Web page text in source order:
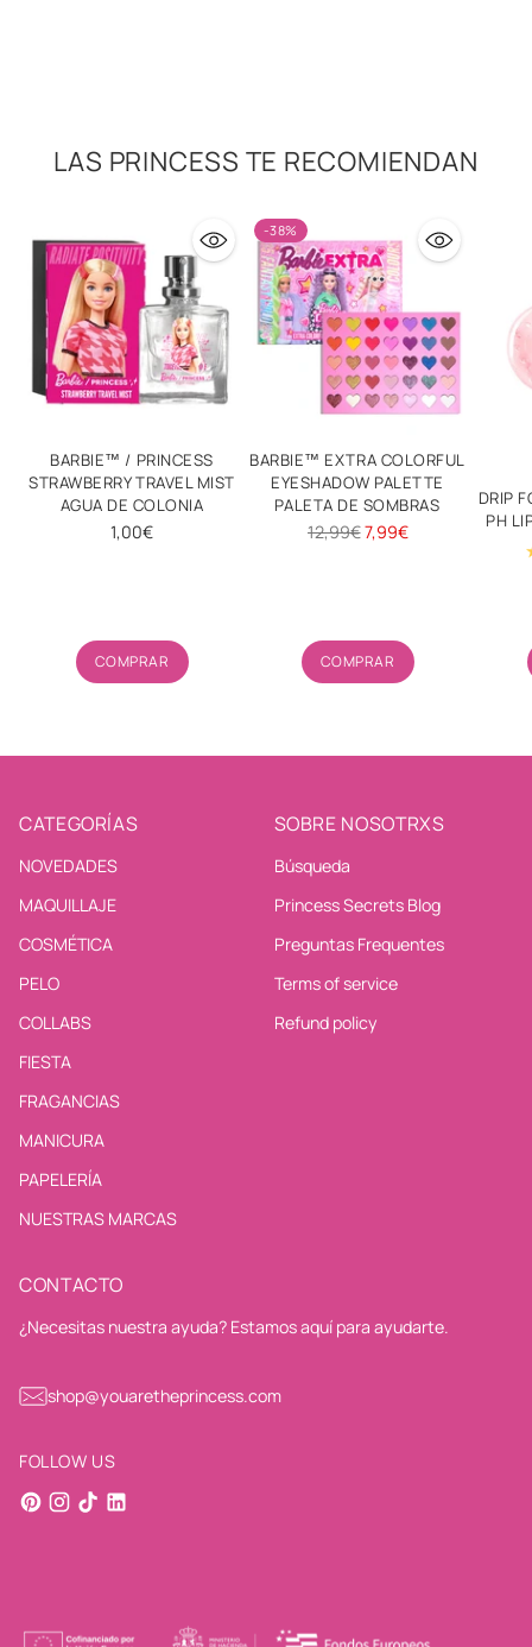
LAS PRINCESS TE RECOMIENDAN
BARBIE™ / PRINCESS
STRAWBERRY TRAVEL MIST
AGUA DE COLONIA
1,00€
COMPRAR
Cantidad
-38%
BARBIE™ EXTRA COLORFUL
EYESHADOW PALETTE
PALETA DE SOMBRAS
Precio
12,99€7,99€
COMPRAR
Cantidad
DRIP
PH
CATEGORÍAS
NOVEDADES
MAQUILLAJE
COSMÉTICA
PELO
COLLABS
FIESTA
FRAGANCIAS
MANICURA
PAPELERÍA
NUESTRAS MARCAS
SOBRE NOSOTRXS
Búsqueda
Princess Secrets Blog
Preguntas Frequentes
Terms of service
Refund policy
CONTACTO
¿Necesitas nuestra ayuda? Estamos aquí para ayudarte.
shop@youaretheprincess.com
FOLLOW US